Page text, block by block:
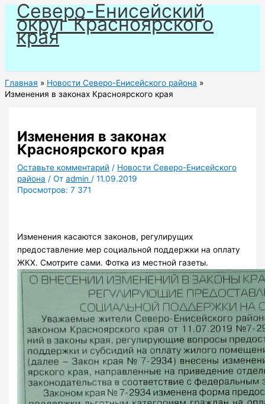
Перейти
содержимому
Северо-Енисейский
округ Красноярского
края
Главная
Новости Северо-Енисейского района
Изменения в законах Красноярского края
Изменения в законах
Красноярского края
Оставьте комментарий / Новости Северо-Енисейского
района / Отadmin /11.09.2019
Просмотров: 7 371
Изменения касаются законов, регулирущих
предоставление мер социальной поддержки на оплату
ЖКХ. Смотрите сами. Фотка из местной газеты.